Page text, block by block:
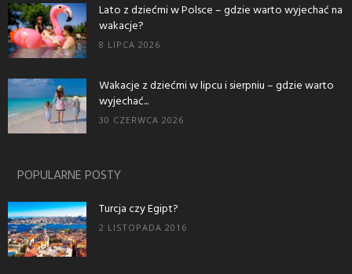
Lato z dziećmi w Polsce – gdzie warto wyjechać na
wakacje?
8 LIPCA 2026
Wakacje z dziećmi w lipcu i sierpniu – gdzie warto
wyjechać...
30 CZERWCA 2026
POPULARNE POSTY
Turcja czy Egipt?
2 LISTOPADA 2016